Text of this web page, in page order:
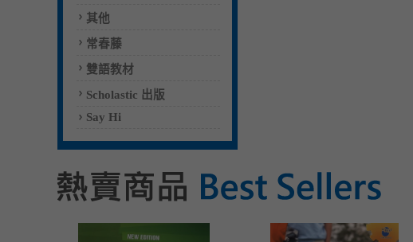
其他
常春藤
雙語教材
Scholastic 出版
Say Hi